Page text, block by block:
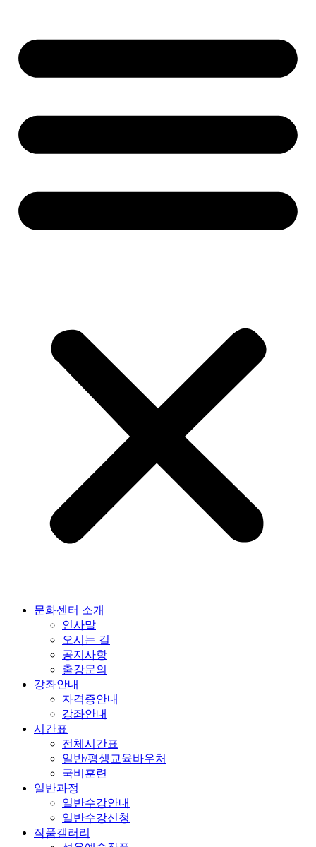
문화센터 소개
인사말
오시는 길
공지사항
출강문의
강좌안내
자격증안내
강좌안내
시간표
전체시간표
일반/평생교육바우처
국비훈련
일반과정
일반수강안내
일반수강신청
작품갤러리